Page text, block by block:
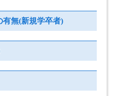
有無(新規学卒者)